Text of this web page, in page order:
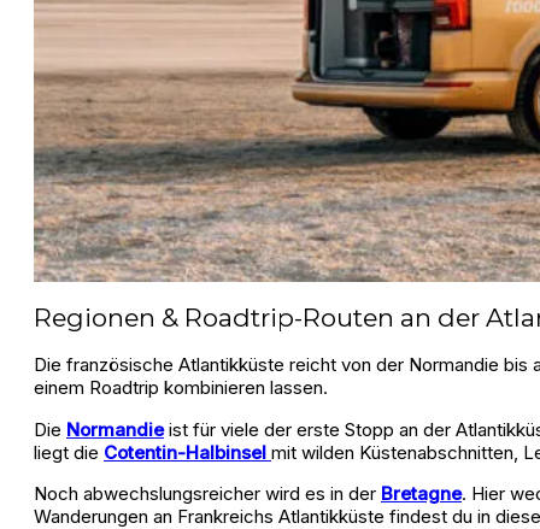
Regionen & Roadtrip-Routen an der
Die französische Atlantikküste reicht von der Normandie
einem Roadtrip kombinieren lassen.
Die Normandieist für viele der erste Stopp an der
liegt die Cotentin-Halbinsel mit wilden Küstenabschnitten,
Noch abwechslungsreicher wird es in der Bretagne. Hier
Wanderungen an Frankreichs Atlantikküste findest du in